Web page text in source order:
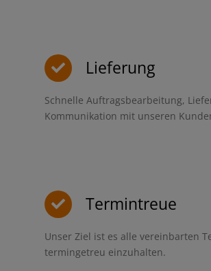
Lieferung
Schnelle Auftragsbearbeitung,
Kommunikation mit unseren
Termintreue
Unser Ziel ist es alle vereinbarten
termingetreu einzuhalten.